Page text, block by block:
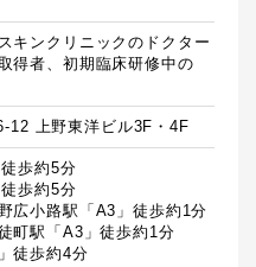
キンクリニックのドクター
得者、初期臨床研修中の
12 上野東洋ビル3F・4F
歩約5分
歩約5分
広小路駅「A3」徒歩約1分
町駅「A3」徒歩約1分
徒歩約4分